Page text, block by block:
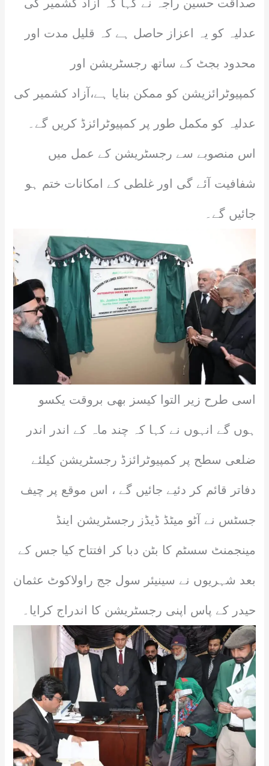
عدلیہ کو یہ اعزاز حاصل ہے کہ قلیل مدت اور
محدود بجٹ کے ساتھ رجسٹریشن اور
کمپیوٹرائزیشن کو ممکن بنایا ہے،آزاد کشمیر کی
عدلیہ کو مکمل طور پر کمپیوٹرائزڈ کریں گے۔
اس منصوبے سے رجسٹریشن کے عمل میں
شفافیت آئے گی اور غلطی کے امکانات ختم ہو
جائیں گے۔
اسی طرح زیر التوا کیسز بھی بروقت یکسو
ہوں گے انہوں نے کہا کہ چند ماہ کے اندر اندر
ضلعی سطح پر کمپیوٹرائزڈ رجسٹریشن کیلئے
دفاتر قائم کر دئیے جائیں گے ، اس موقع پر چیف
جسٹس نے آٹو میٹڈ ڈیڈز رجسٹریشن اینڈ
مینجمنٹ سسٹم کا بٹن دبا کر افتتاح کیا جس کے
بعد شہریوں نے سینیئر سول جج راولاکوٹ عثمان
حیدر کے پاس اپنی رجسٹریشن کا اندراج کرایا۔